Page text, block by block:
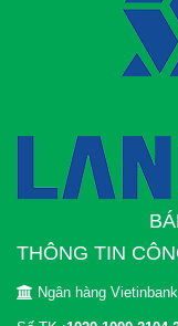
THÔNG TIN
Ngân hàng